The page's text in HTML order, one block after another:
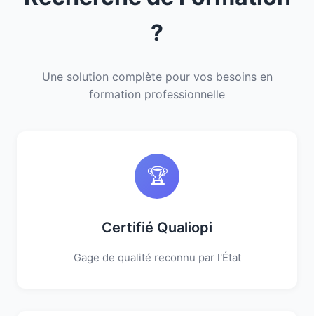
?
Une solution complète pour vos besoins en
formation professionnelle
🏆
Certifié Qualiopi
Gage de qualité reconnu par l'État